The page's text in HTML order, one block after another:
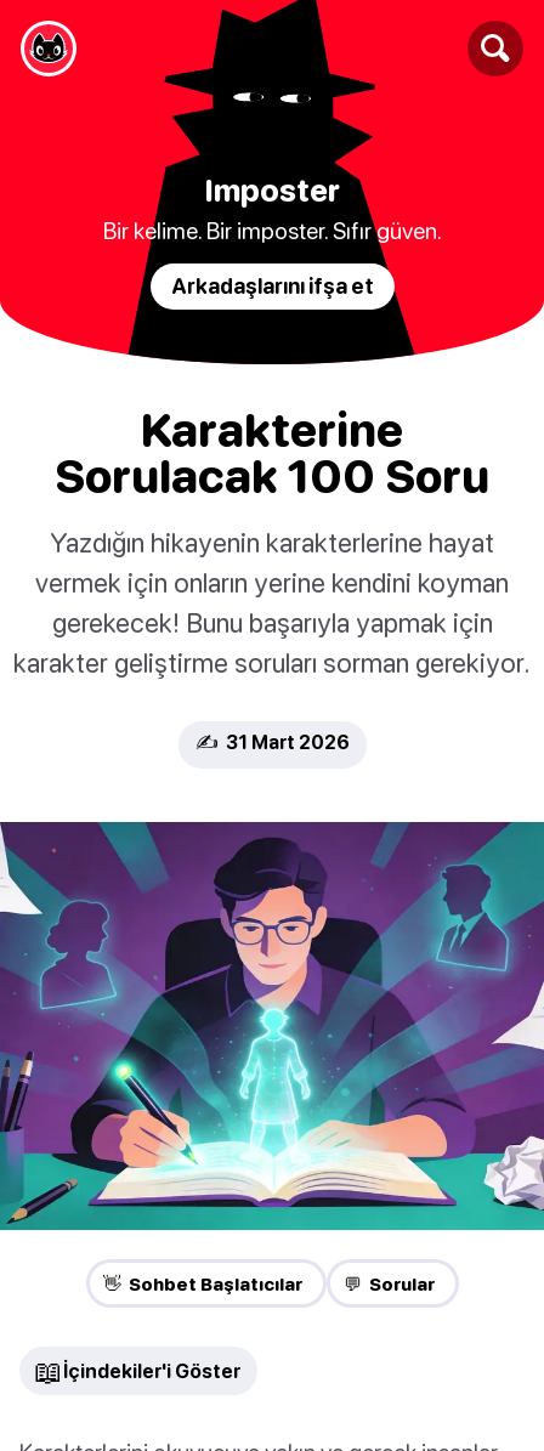
Imposter
Bir kelime. Bir imposter. Sıfır güven.
Arkadaşlarını ifşa et
Karakterine
Sorulacak 100 Soru
Yazdığın hikayenin karakterlerine hayat
vermek için onların yerine kendini koyman
gerekecek! Bunu başarıyla yapmak için
karakter geliştirme soruları sorman gerekiyor.
✍️ 31 Mart 2026
👋 Sohbet Başlatıcılar 💬 Sorular
📖 İçindekiler'i Göster